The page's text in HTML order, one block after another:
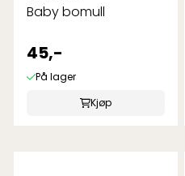
Baby bomull
45,-
På lager
Kjøp